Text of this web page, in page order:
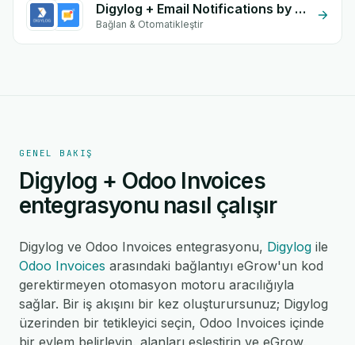
Digylog + Email Notifications by eGrow
Bağlan & Otomatikleştir
GENEL BAKIŞ
Digylog + Odoo Invoices
entegrasyonu nasıl çalışır
Digylog ve Odoo Invoices entegrasyonu, Digylog ile
Odoo Invoices arasındaki bağlantıyı eGrow'un kod
gerektirmeyen otomasyon motoru aracılığıyla
sağlar. Bir iş akışını bir kez oluşturursunuz; Digylog
üzerinden bir tetikleyici seçin, Odoo Invoices içinde
bir eylem belirleyin, alanları eşleştirin ve eGrow,